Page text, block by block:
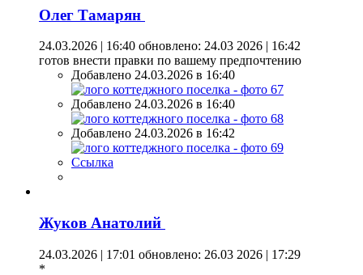
Олег Тамарян
24.03.2026 | 16:40 обновлено: 24.03 2026 | 16:42
готов внести правки по вашему предпочтению
Добавлено 24.03.2026 в 16:40
Добавлено 24.03.2026 в 16:40
Добавлено 24.03.2026 в 16:42
Ссылка
Жуков Анатолий
24.03.2026 | 17:01 обновлено: 26.03 2026 | 17:29
*